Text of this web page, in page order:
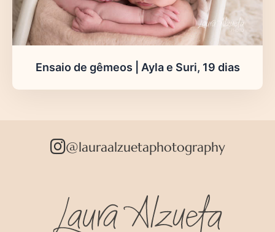
Ensaio de gêmeos | Ayla e Suri, 19 dias
@lauraalzuetaphotography